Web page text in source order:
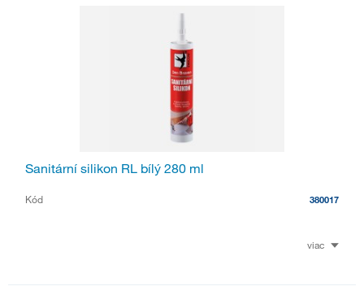
Sanitární silikon RL bílý 280 ml
Kód 380017
viac